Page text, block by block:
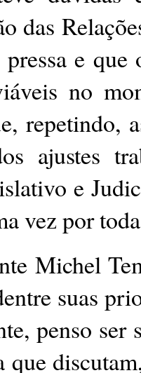
das
e que
no
repetindo,
ajustes
e
vez por
Michel
suas
penso ser
que